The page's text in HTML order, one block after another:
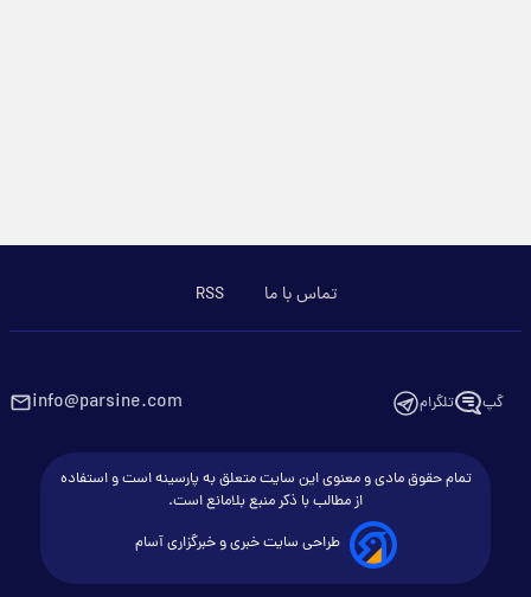
تماس با ما RSS
گپ تلگرام info@parsine.com
تمام حقوق مادی و معنوی این سایت متعلق به پارسینه است و استفاده
از مطالب با ذکر منبع بلامانع است.
طراحی سایت خبری و خبرگزاری آسام